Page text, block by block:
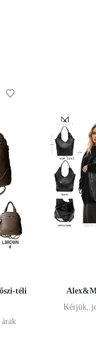
téli
Kérjük,